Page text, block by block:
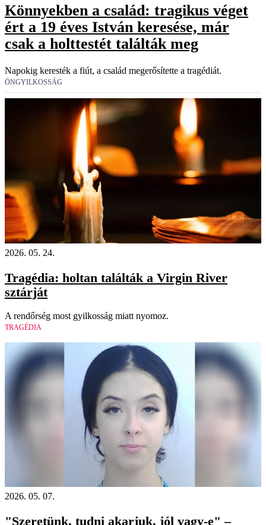
Könnyekben a család: tragikus véget
ért a 19 éves István keresése, már
csak a holttestét találták meg
Napokig keresték a fiút, a család megerősítette a tragédiát.
ÖNGYILKOSSÁG
2026. 05. 24.
Tragédia: holtan találták a Virgin River
sztárját
A rendőrség most gyilkosság miatt nyomoz.
TRAGÉDIA
2026. 05. 07.
"Szeretünk, tudni akarjuk, jól vagy-e" –